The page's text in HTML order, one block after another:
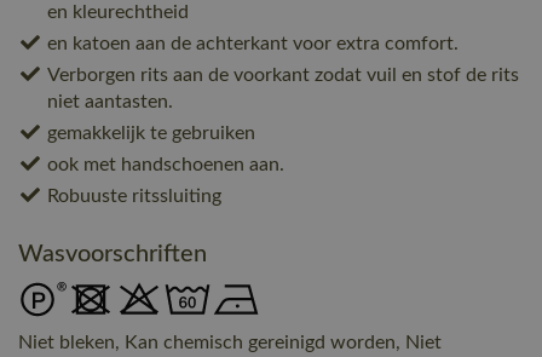
en kleurechtheid
en katoen aan de achterkant voor extra comfort.
Verborgen rits aan de voorkant zodat vuil en stof de rits
niet aantasten.
gemakkelijk te gebruiken
ook met handschoenen aan.
Robuuste ritssluiting
Wasvoorschriften
Niet bleken, Kan chemisch gereinigd worden, Niet